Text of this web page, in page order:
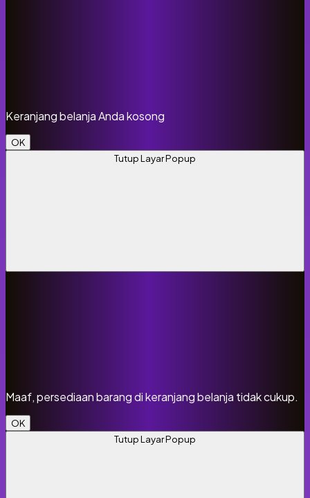
Keranjang belanja Anda kosong
OK
Tutup Layar Popup
Maaf, persediaan barang di keranjang belanja tidak cukup.
OK
Tutup Layar Popup